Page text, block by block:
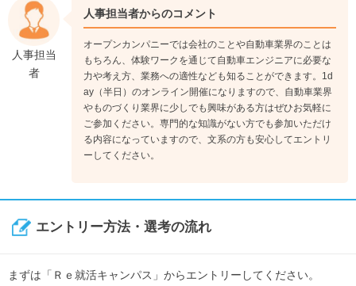
人事担当
者
人事担当者からのコメント
オープンカンパニーでは会社のことや自動車業界のことは
もちろん、体験ワークを通じて自動車エンジニアに必要な
力や考え方、業務への適性なども知ることができます。1d
ay（半日）のオンライン開催になりますので、自動車業界
やものづくり業界に少しでも興味がある方はぜひお気軽に
ご参加ください。専門的な知識がない方でも参加いただけ
る内容になっていますので、文系の方も安心してエントリ
ーしてください。
エントリー方法・選考の流れ
まずは「Ｒｅ就活キャンパス」からエントリーしてください。